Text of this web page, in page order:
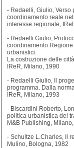
- Redaelli, Giulio, Verso
coordinamento reale
interesse regionale,
- Redaelli Giulio,
coordinamento
urbanistici.
La costruzione delle
IReR, Milano, 1990
- Redaelli Giulio, Il
programma. Dalla
IReR, Milano, 1993
- Biscardini Roberto,
politica urbanistica dei
M&B Publishing,
- Schultze L.Charles, Il
Mulino, Bologna, 1982